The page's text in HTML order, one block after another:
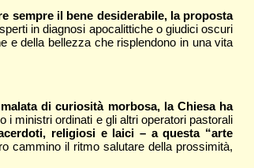
sempre il bene desiderabile, la proposta
in diagnosi apocalittiche o giudici oscuri
e della bellezza che risplendono in una vita
di curiosità morbosa, la Chiesa ha
i ministri ordinati e gli altri operatori pastorali
religiosi e laici – a questa “arte
cammino il ritmo salutare della prossimità,